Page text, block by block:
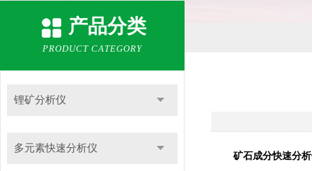
产品分类
PRODUCT CATEGORY
锂矿分析仪
多元素快速分析仪
矿石成分快速分